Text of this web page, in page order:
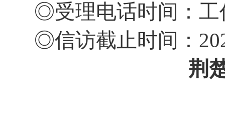
◎受理电话时间：工
◎信访截止时间：
荆